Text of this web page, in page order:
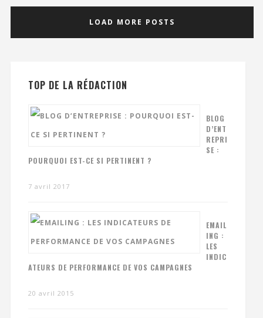
LOAD MORE POSTS
TOP DE LA RÉDACTION
BLOG
D’ENT
REPRI
SE :
POURQUOI EST-CE SI PERTINENT ?
7 avril 2017
EMAIL
ING :
LES
INDIC
ATEURS DE PERFORMANCE DE VOS CAMPAGNES
20 avril 2015